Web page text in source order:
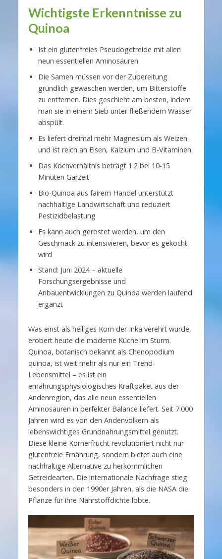
Wichtigste Erkenntnisse zu
Quinoa
Ist ein glutenfreies Pseudogetreide mit allen
neun essentiellen Aminosäuren
Die Samen müssen vor der Zubereitung
gründlich gewaschen werden, um Bitterstoffe
zu entfernen. Dies geschieht am besten, indem
man sie in einem Sieb unter fließendem Wasser
abspült.
Es liefert dreimal mehr Magnesium als Weizen
und ist reich an Eisen, Kalzium und B-Vitaminen
Das Kochverhältnis beträgt 1:2 bei 10-15
Minuten Garzeit
Bio-Quinoa aus fairem Handel unterstützt
nachhaltige Landwirtschaft und reduziert
Pestizidbelastung
Es kann auch geröstet werden, um den
Geschmack zu intensivieren, bevor es gekocht
wird
Stand: Juni 2024 – aktuelle
Forschungsergebnisse und
Anbauentwicklungen zu Quinoa werden laufend
ergänzt
Was einst als heiliges Korn der Inka verehrt wurde,
erobert heute die moderne Küche im Sturm.
Quinoa, botanisch bekannt als Chenopodium
quinoa, ist weit mehr als nur ein Trend-
Lebensmittel – es ist ein
ernährungsphysiologisches Kraftpaket aus der
Andenregion, das alle neun essentiellen
Aminosäuren in perfekter Balance liefert. Seit 7.000
Jahren wird es von den Andenvölkern als
lebenswichtiges Grundnahrungsmittel genutzt.
Diese kleine Körnerfrucht revolutioniert nicht nur
glutenfreie Ernährung, sondern bietet auch eine
nachhaltige Alternative zu herkömmlichen
Getreidearten. Die internationale Nachfrage stieg
besonders in den 1990er Jahren, als die NASA die
Pflanze für ihre Nährstoffdichte lobte.